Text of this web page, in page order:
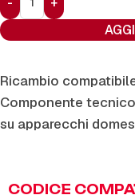
Ricambio
Componente
su apparecchi
CODICE